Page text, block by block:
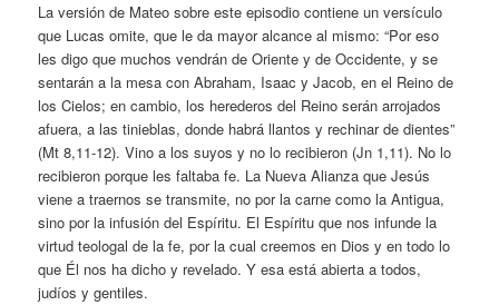
La versión de Mateo sobre este episodio contiene un versículo
que Lucas omite, que le da mayor alcance al mismo: “Por eso
les digo que muchos vendrán de Oriente y de Occidente, y se
sentarán a la mesa con Abraham, Isaac y Jacob, en el Reino de
los Cielos; en cambio, los herederos del Reino serán arrojados
afuera, a las tinieblas, donde habrá llantos y rechinar de dientes”
(Mt 8,11-12). Vino a los suyos y no lo recibieron (Jn 1,11). No lo
recibieron porque les faltaba fe. La Nueva Alianza que Jesús
viene a traernos se transmite, no por la carne como la Antigua,
sino por la infusión del Espíritu. El Espíritu que nos infunde la
virtud teologal de la fe, por la cual creemos en Dios y en todo lo
que Él nos ha dicho y revelado. Y esa está abierta a todos,
judíos y gentiles.